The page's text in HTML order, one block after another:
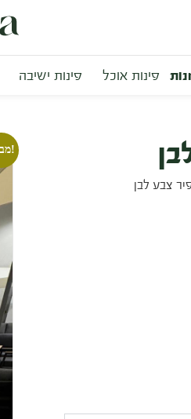
פינות אוכל פינות ישיבה
צבע לבן
מבצע!